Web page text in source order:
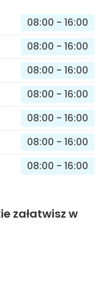
08:00 - 16:00
08:00 - 16:00
08:00 - 16:00
08:00 - 16:00
08:00 - 16:00
08:00 - 16:00
08:00 - 16:00
załatwisz w